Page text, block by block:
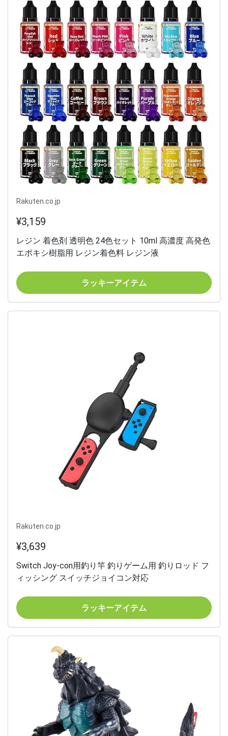
Rakuten.co.jp
¥3,159
レジン 着色剤 透明色 24色セット 10ml 高濃度 高発色
エポキシ樹脂用 レジン着色料 レジン液
ラッキーアイテム
Rakuten.co.jp
¥3,639
Switch Joy-con用釣り竿 釣りゲーム用 釣りロッド フ
ィッシング スイッチジョイコン対応
ラッキーアイテム